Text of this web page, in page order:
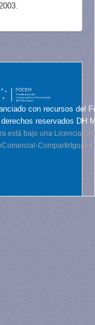
con recursos del
reservados DH
está bajo una Licencia
CompartirIgual